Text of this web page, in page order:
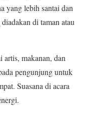
yang lebih santai dan
di taman atau
artis, makanan, dan
pengunjung untuk
Suasana di acara